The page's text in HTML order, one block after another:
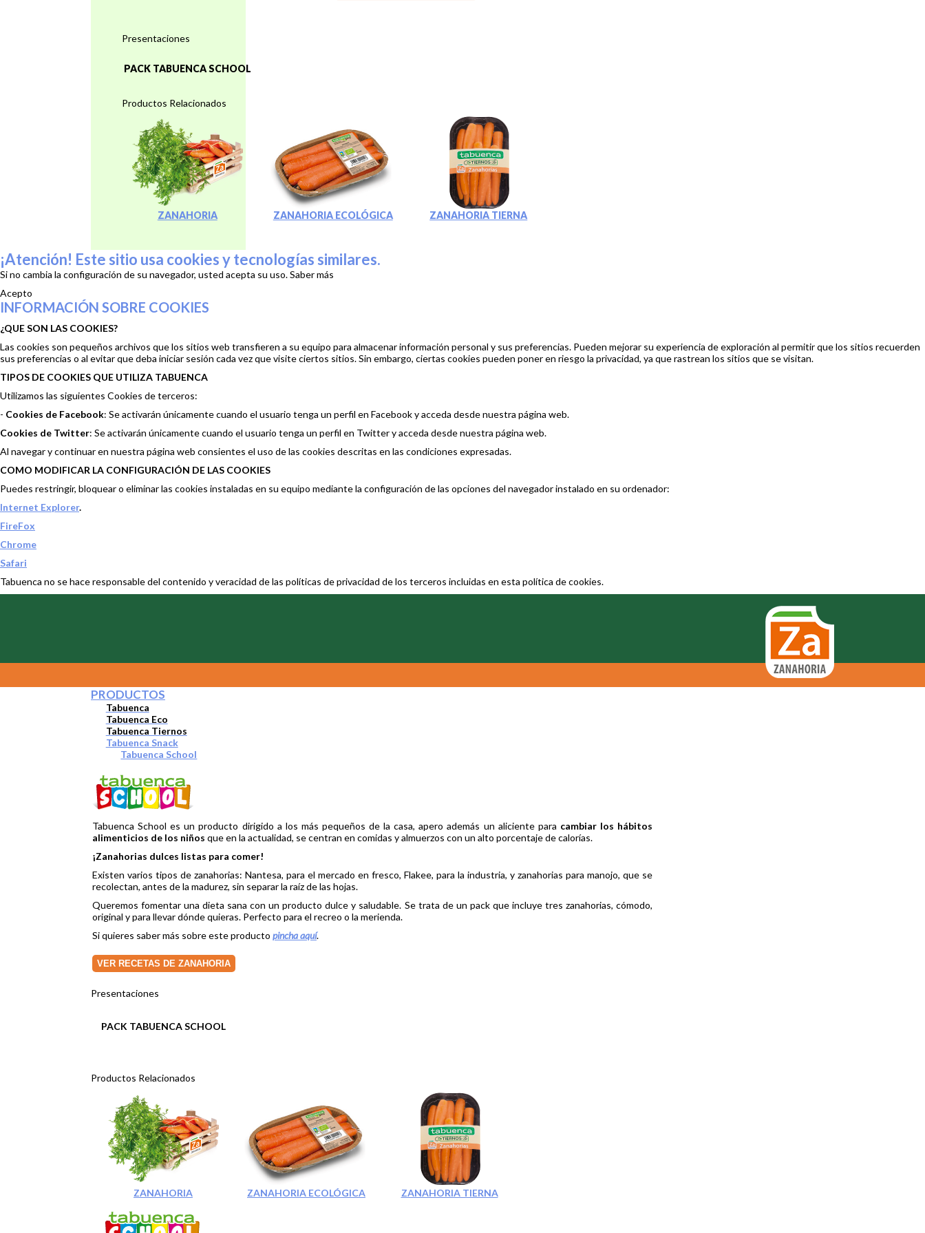
Presentaciones
PACK TABUENCA SCHOOL
Productos Relacionados
ZANAHORIA ZANAHORIA ECOLÓGICA ZANAHORIA TIERNA
¡Atención! Este sitio usa cookies y tecnologías similares.
Si no cambia la configuración de su navegador, usted acepta su uso.Saber más
Acepto
INFORMACIÓN SOBRE COOKIES
¿QUE SON LAS COOKIES?
Las cookies son pequeños archivos que los sitios web transfieren a su equipo para almacenar información personal y sus preferencias. Pueden mejorar su experiencia de exploración al permitir que los sitios recuerden
sus preferencias o al evitar que deba iniciar sesión cada vez que visite ciertos sitios. Sin embargo, ciertas cookies pueden poner en riesgo la privacidad, ya que rastrean los sitios que se visitan.
TIPOS DE COOKIES QUE UTILIZA TABUENCA
Utilizamos las siguientes Cookies de terceros:
- Cookies de Facebook: Se activarán únicamente cuando el usuario tenga un perfil en Facebook y acceda desde nuestra página web.
Cookies de Twitter: Se activarán únicamente cuando el usuario tenga un perfil en Twitter y acceda desde nuestra página web.
Al navegar y continuar en nuestra página web consientes el uso de las cookies descritas en las condiciones expresadas.
COMO MODIFICAR LA CONFIGURACIÓN DE LAS COOKIES
Puedes restringir, bloquear o eliminar las cookies instaladas en su equipo mediante la configuración de las opciones del navegador instalado en su ordenador:
Internet Explorer.
FireFox
Chrome
Safari
Tabuenca no se hace responsable del contenido y veracidad de las políticas de privacidad de los terceros incluidas en esta política de cookies.
PRODUCTOS
Tabuenca
Tabuenca Eco
Tabuenca Tiernos
Tabuenca Snack
Tabuenca School
Tabuenca School es un producto dirigido a los más pequeños de la casa, apero además un aliciente para cambiar los hábitos
alimenticios de los niños que en la actualidad, se centran en comidas y almuerzos con un alto porcentaje de calorías.
¡Zanahorias dulces listas para comer!
Existen varios tipos de zanahorias: Nantesa, para el mercado en fresco, Flakee, para la industria, y zanahorias para manojo, que se
recolectan, antes de la madurez, sin separar la raíz de las hojas.
Queremos fomentar una dieta sana con un producto dulce y saludable. Se trata de un pack que incluye tres zanahorias, cómodo,
original y para llevar dónde quieras. Perfecto para el recreo o la merienda.
Si quieres saber más sobre este producto pincha aquí.
VER RECETAS DE ZANAHORIA
Presentaciones
PACK TABUENCA SCHOOL
Productos Relacionados
ZANAHORIA ZANAHORIA ECOLÓGICA ZANAHORIA TIERNA